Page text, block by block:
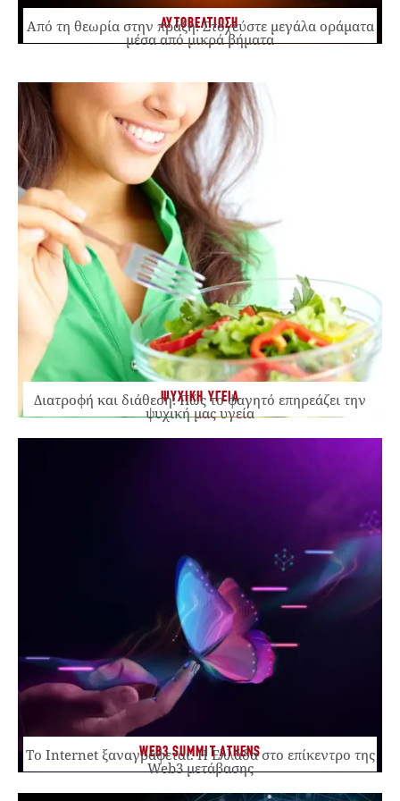
ΑΥΤΟΒΕΛΤΙΩΣΗ
Από τη θεωρία στην πράξη: Στοχεύστε μεγάλα οράματα
μέσα από μικρά βήματα
ΨΥΧΙΚΗ ΥΓΕΙΑ
Διατροφή και διάθεση: Πώς το φαγητό επηρεάζει την
ψυχική μας υγεία
WEB3 SUMMIT ATHENS
Το Internet ξαναγράφεται. Η Ελλάδα στο επίκεντρο της
Web3 μετάβασης